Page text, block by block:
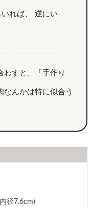
れば、"逆にい
わすと、「手作り
なんかは特に似合う
径7.6cm)